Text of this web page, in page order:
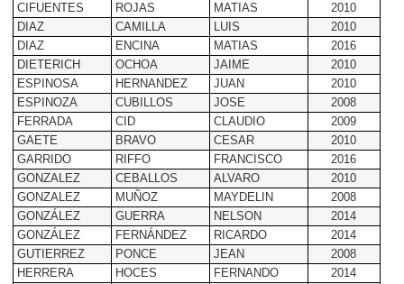
CIFUENTES
ROJAS MATIAS
2010
DIAZ
CAMILLA LUIS
2010
DIAZ
ENCINA MATIAS
2016
DIETERICH
OCHOA JAIME
2010
ESPINOSA
HERNANDEZ JUAN
2010
ESPINOZA
CUBILLOS JOSE
2008
FERRADA
CID CLAUDIO
2009
GAETE
BRAVO CESAR
2010
GARRIDO
RIFFO FRANCISCO
2016
GONZALEZ
CEBALLOS ALVARO
2010
GONZALEZ
MUÑOZ MAYDELIN
2008
GONZÁLEZ
GUERRA NELSON
2014
GONZÁLEZ
FERNÁNDEZ RICARDO
2014
GUTIERREZ
PONCE JEAN
2008
HERRERA
HOCES FERNANDO
2014